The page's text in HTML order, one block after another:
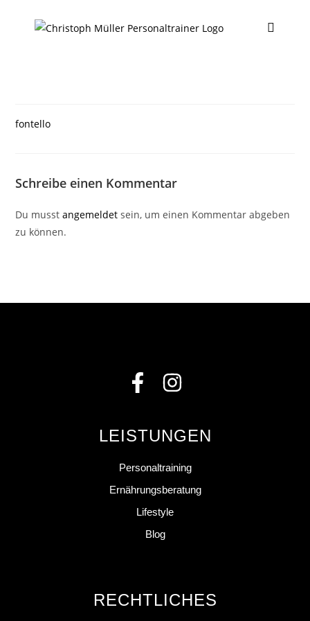
fontello
Schreibe einen Kommentar
Du musstangemeldet sein, um einen Kommentar abgeben
zu können.
LEISTUNGEN
Personaltraining
Ernährungsberatung
Lifestyle
Blog
RECHTLICHES